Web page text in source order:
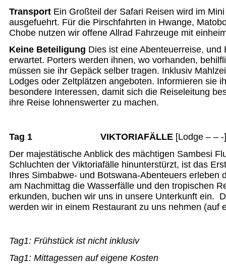
Transport Ein Großteil der Safari Reisen wird im
ausgefuehrt. Für die Pirschfahrten in Hwange,
Chobe nutzen wir offene Allrad Fahrzeuge mit
Keine Beteiligung Dies ist eine Abenteuerreise, und
erwartet. Porters werden ihnen, wo vorhanden,
müssen sie ihr Gepäck selber tragen. Inklusiv
Lodges oder Zeltplätzen angeboten. Informieren sie
besondere Interessen, damit sich die Reiseleitung
ihre Reise lohnenswerter zu machen.
Tag 1 VIKTORIAFÄLLE [Lodge – – -
Der majestätische Anblick des mächtigen Sambesi
Schluchten der Viktoriafälle hinunterstürzt, ist das
Ihres Simbabwe- und Botswana-Abenteuers erleben
am Nachmittag die Wasserfälle und den tropischen
erkunden, buchen wir uns in unsere Unterkunft ein.
werden wir in einem Restaurant zu uns nehmen (auf
Tag1:Frühstück ist nicht inklusiv
Tag1:Mittagessen auf eigene Kosten